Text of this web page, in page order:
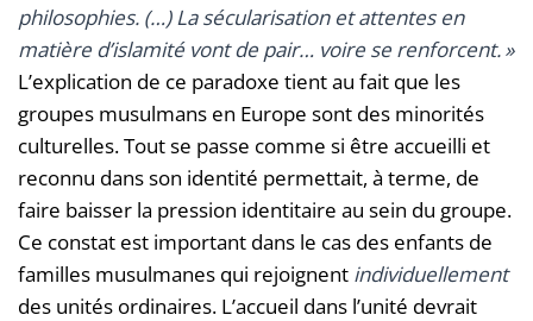
philosophies. (…) La sécularisation et attentes en
matière d’islamité vont de pair… voire se renforcent. »
L’explication de ce paradoxe tient au fait que les
groupes musulmans en Europe sont des minorités
culturelles. Tout se passe comme si être accueilli et
reconnu dans son identité permettait, à terme, de
faire baisser la pression identitaire au sein du groupe.
Ce constat est important dans le cas des enfants de
familles musulmanes qui rejoignent individuellement
des unités ordinaires. L’accueil dans l’unité devrait